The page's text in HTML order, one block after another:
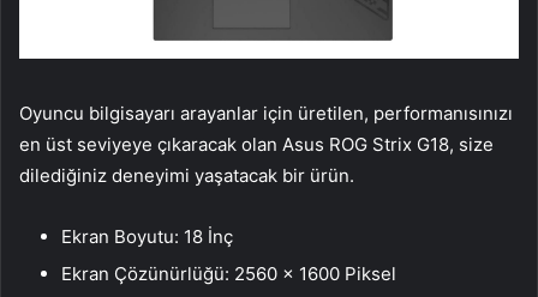
Oyuncu bilgisayarı arayanlar için üretilen, performanısınızı
en üst seviyeye çıkaracak olan Asus ROG Strix G18, size
dilediğiniz deneyimi yaşatacak bir ürün.
Ekran Boyutu: 18 İnç
Ekran Çözünürlüğü: 2560 x 1600 Piksel